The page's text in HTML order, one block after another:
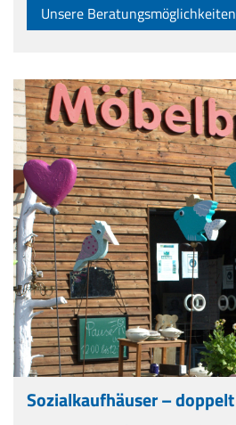
Unsere Beratungsmöglichkeiten
Sozialkaufhäuser –